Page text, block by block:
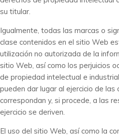
su titular.
Igualmente, todas las marcas o
clase contenidos en el sitio Web
utilización no autorizada de la
sitio Web, así como los perjuicios
de propiedad intelectual e
pueden dar lugar al ejercicio de las
correspondan y, si procede, a las
ejercicio se deriven.
El uso del sitio Web, así como la